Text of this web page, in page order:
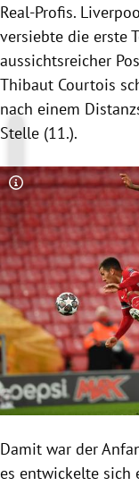
Real-Profis.
versiebte die erste
aussichtsreicher
Thibaut Courtois
nach einem
Stelle (11.).
Copyright-
Damit war der
es entwickelte sich